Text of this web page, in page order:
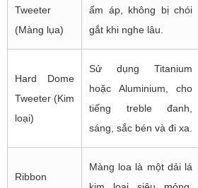
Tweeter
(Màng lụa)
ấm áp, không bị chói
gắt khi nghe lâu.
Hard Dome
Tweeter (Kim
loại)
Sử dụng Titanium
hoặc Aluminium, cho
tiếng treble đanh,
sáng, sắc bén và đi xa.
Ribbon
Màng loa là một dải lá